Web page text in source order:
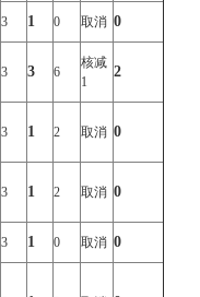
3 1 0 取消 0
3 3 6
核减
1
2
3 1 2 取消 0
3 1 2 取消 0
3 1 0 取消 0